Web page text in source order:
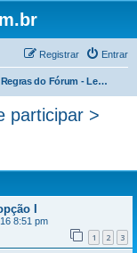
Entrar
Registrar
Regras do Fórum - Leia antes de participar >
participar >
I
8:51 pm
1 2 3